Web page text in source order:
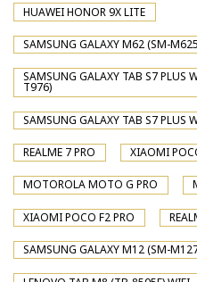
HUAWEI HONOR 9X LITE
SAMSUNG GALAXY M62 (SM-
SAMSUNG GALAXY TAB S7 PLUS
T976)
SAMSUNG GALAXY TAB S7 PLUS
REALME 7 PRO XIAOMI
MOTOROLA MOTO G PRO
XIAOMI POCO F2 PRO
SAMSUNG GALAXY M12 (SM-